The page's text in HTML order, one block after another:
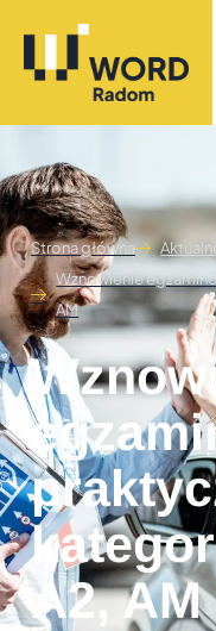
Strona główna
Wznowienie
AM
A2, AM